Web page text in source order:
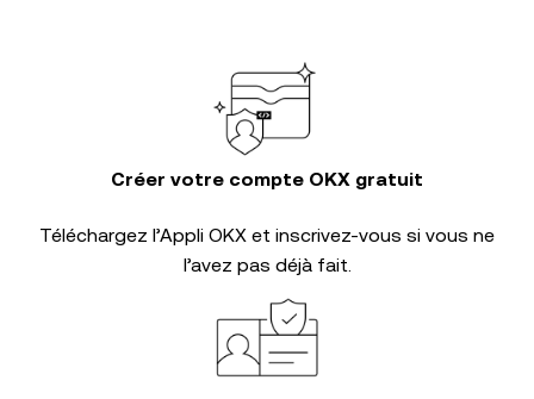
Créer votre compte OKX gratuit
Téléchargez l’Appli OKX et inscrivez-vous si vous ne
l’avez pas déjà fait.